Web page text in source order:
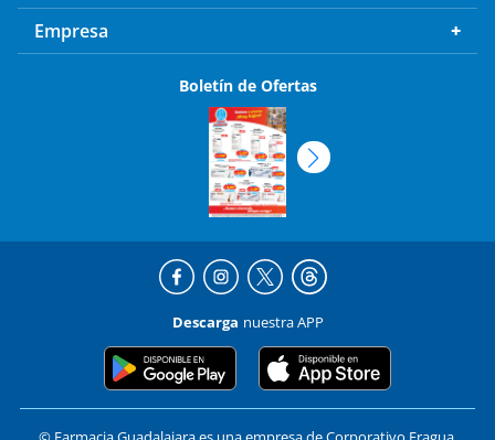
Empresa
Boletín de Ofertas
Descarga nuestra APP